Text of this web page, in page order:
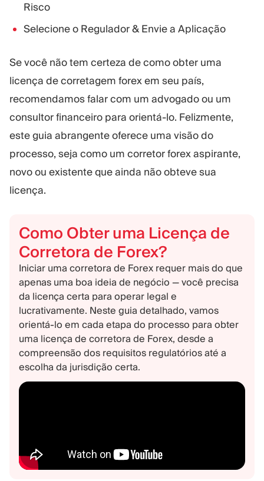
Risco
Selecione o Regulador & Envie a Aplicação
Se você não tem certeza de como obter uma
licença de corretagem forex em seu país,
recomendamos falar com um advogado ou um
consultor financeiro para orientá-lo. Felizmente,
este guia abrangente oferece uma visão do
processo, seja como um corretor forex aspirante,
novo ou existente que ainda não obteve sua
licença.
Como Obter uma Licença de
Corretora de Forex?
Iniciar uma corretora de Forex requer mais do que
apenas uma boa ideia de negócio — você precisa
da licença certa para operar legal e
lucrativamente. Neste guia detalhado, vamos
orientá-lo em cada etapa do processo para obter
uma licença de corretora de Forex, desde a
compreensão dos requisitos regulatórios até a
escolha da jurisdição certa.